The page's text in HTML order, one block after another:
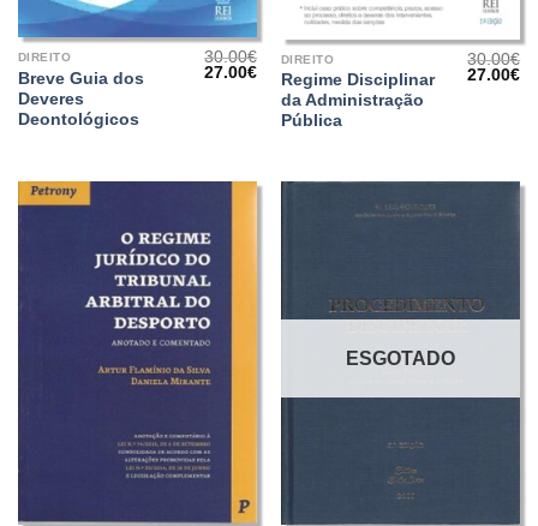
DIREITO
Breve Guia dos
Deveres
Deontológicos
30.00€
O
27.00€O
preço
atual
DIREITO
Regime Disciplinar
da Administração
Pública
30.00€
O
27.00€O
ESGOTADO